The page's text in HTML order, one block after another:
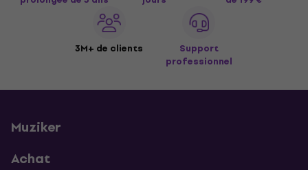
3M+ de clients
Support
professionnel
Muziker
Achat